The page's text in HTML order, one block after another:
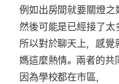
例如出房間就要關燈之
然後可能是已經接了太
所以對於聊天上，感覺
媽這麼熱情。兩者的共
因為學校都在市區，